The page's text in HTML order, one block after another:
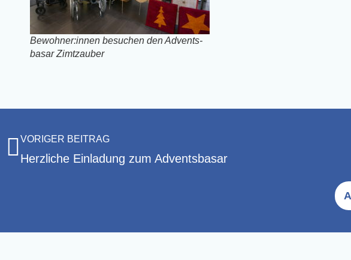
Bewohner:innen besu­chen den Advents­
ba­sar Zimtzauber
VORIGER BEITRAG
Herz­li­che Ein­la­dung zum Adventsbasar